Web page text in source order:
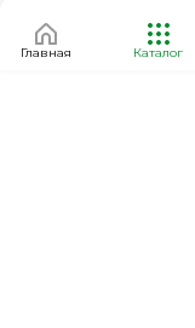
Главная Каталог